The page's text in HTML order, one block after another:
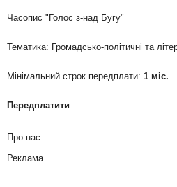
Часопис "Голос з-над Бугу"
Тематика: Громадсько-політичні та
Мінімальний строк передплати: 1 міс.
Передплатити
Про нас
Реклама